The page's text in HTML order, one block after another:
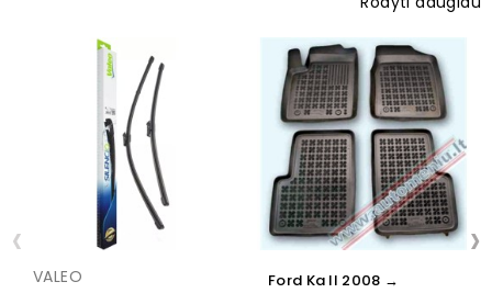
VALEO
Ford Ka II 2008 →
‹ ›